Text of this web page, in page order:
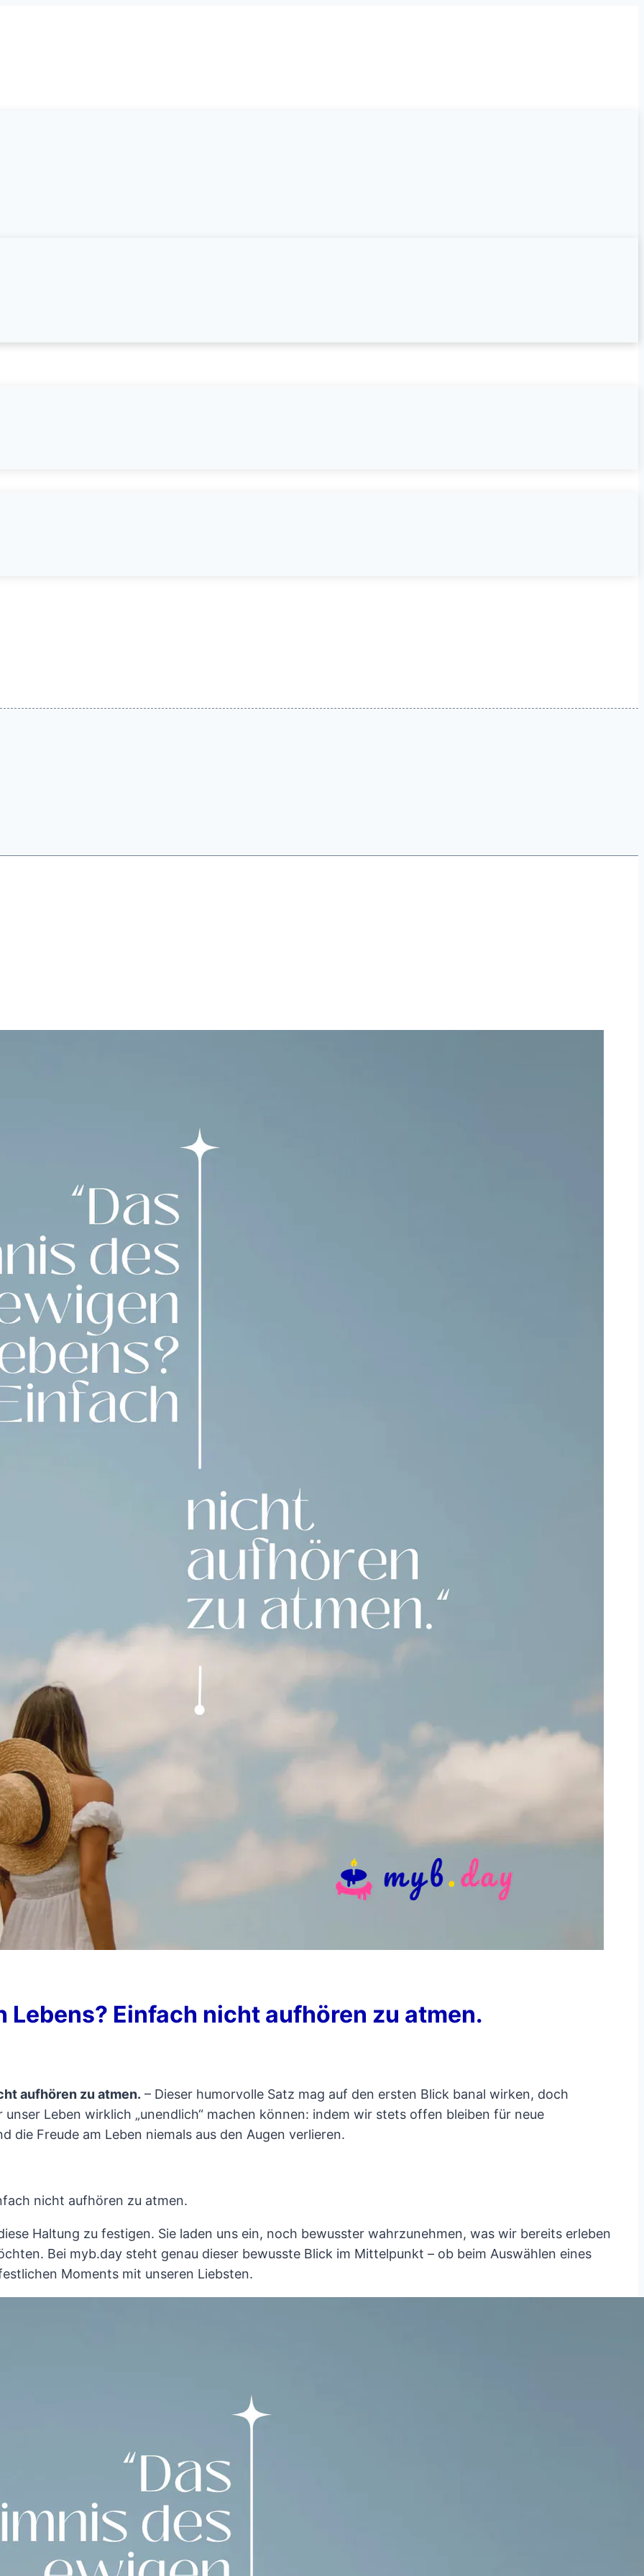
Lebens? Einfach nicht aufhören zu atmen.
aufhören zu atmen. – Dieser humorvolle Satz mag auf den ersten Blick banal wirken, doch
Leben wirklich „unendlich“ machen können: indem wir stets offen bleiben für neue
die Freude am Leben niemals aus den Augen verlieren.
nicht aufhören zu atmen.
Haltung zu festigen. Sie laden uns ein, noch bewusster wahrzunehmen, was wir bereits erleben
Bei myb.day steht genau dieser bewusste Blick im Mittelpunkt – ob beim Auswählen eines
Moments mit unseren Liebsten.